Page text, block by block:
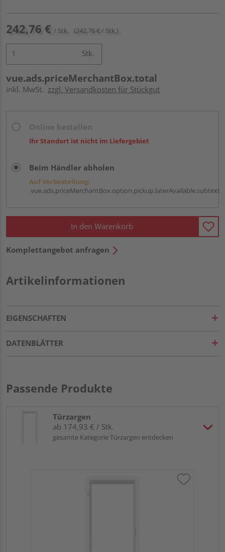
242,76 € / Stk. (242,76 € / Stk.)
Stk.
vue.ads.priceMerchantBox.total
inkl. MwSt. zzgl. Versandkosten für Stückgut
Ihr Standort ist nicht im Liefergebiet
Beim Händler abholen
Auf Vorbestellung:
vue.ads.priceMerchantBox.option.pickup.laterAvailable.subtext
In den Warenkorb
Komplettangebot anfragen
Artikelinformationen
EIGENSCHAFTEN
DATENBLÄTTER
Passende Produkte
Türzargen
ab 174,93 € / Stk.
gesamte Kategorie Türzargen entdecken